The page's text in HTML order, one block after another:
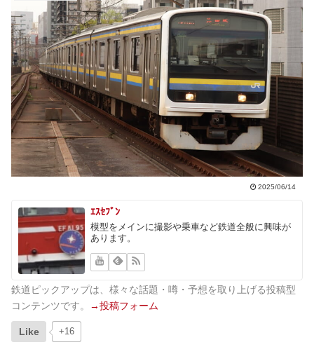
2025/06/14
ｴｽｾﾌﾞﾝ
模型をメインに撮影や乗車など鉄道全般に興味が
あります。
鉄道ピックアップは、様々な話題・噂・予想を取り上げる投稿型
コンテンツです。
→投稿フォーム
Like +16